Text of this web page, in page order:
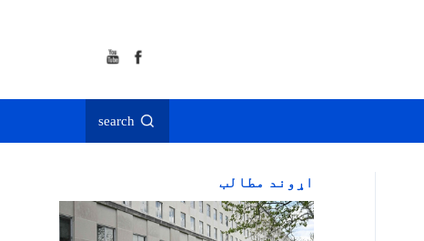
search
اړوند مطالب